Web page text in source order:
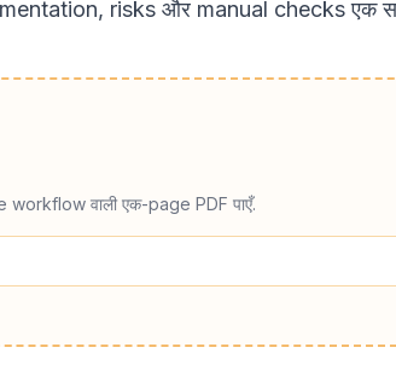
risks और manual checks एक
वाली एक-page PDF पाएँ.